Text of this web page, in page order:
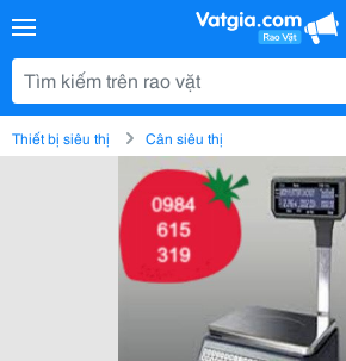
Thiết bị siêu thị Cân siêu thị